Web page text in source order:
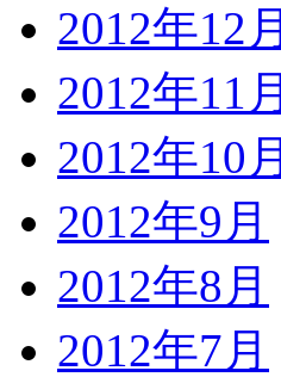
2012年12月
2012年11月
2012年10月
2012年9月
2012年8月
2012年7月